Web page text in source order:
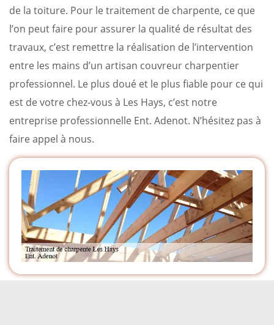
de la toiture. Pour le traitement de charpente, ce que
l’on peut faire pour assurer la qualité de résultat des
travaux, c’est remettre la réalisation de l’intervention
entre les mains d’un artisan couvreur charpentier
professionnel. Le plus doué et le plus fiable pour ce qui
est de votre chez-vous à Les Hays, c’est notre
entreprise professionnelle Ent. Adenot. N’hésitez pas à
faire appel à nous.